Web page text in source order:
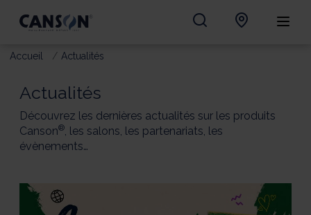
Accueil Actualités
Actualités
Découvrez les dernières actualités sur les produits
Canson®, les salons, les partenariats, les
évènements…